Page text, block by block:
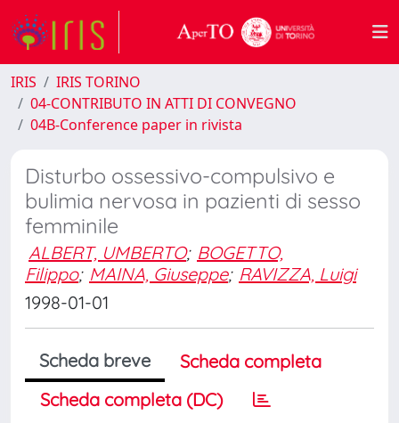
IRIS
IRIS TORINO
04-CONTRIBUTO IN ATTI DI CONVEGNO
04B-Conference paper in rivista
Disturbo ossessivo-compulsivo e
bulimia nervosa in pazienti di sesso
femminile
ALBERT, UMBERTO; BOGETTO,
Filippo; MAINA, Giuseppe; RAVIZZA, Luigi
1998-01-01
Scheda breve
Scheda completa
Scheda completa (DC)